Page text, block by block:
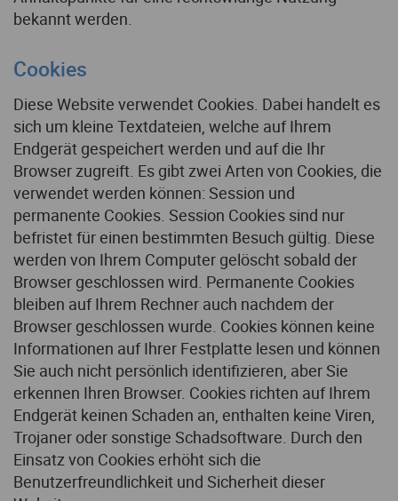
bekannt werden.
Cookies
Diese Website verwendet Cookies. Dabei handelt es
sich um kleine Textdateien, welche auf Ihrem
Endgerät gespeichert werden und auf die Ihr
Browser zugreift. Es gibt zwei Arten von Cookies, die
verwendet werden können: Session und
permanente Cookies. Session Cookies sind nur
befristet für einen bestimmten Besuch gültig. Diese
werden von Ihrem Computer gelöscht sobald der
Browser geschlossen wird. Permanente Cookies
bleiben auf Ihrem Rechner auch nachdem der
Browser geschlossen wurde. Cookies können keine
Informationen auf Ihrer Festplatte lesen und können
Sie auch nicht persönlich identifizieren, aber Sie
erkennen Ihren Browser. Cookies richten auf Ihrem
Endgerät keinen Schaden an, enthalten keine Viren,
Trojaner oder sonstige Schadsoftware. Durch den
Einsatz von Cookies erhöht sich die
Benutzerfreundlichkeit und Sicherheit dieser